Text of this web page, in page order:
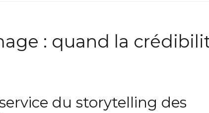
: quand la
du storytelling des